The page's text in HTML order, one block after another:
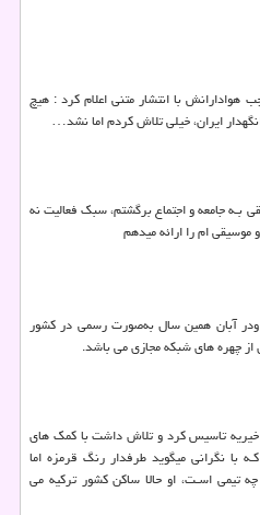
در کمال تعجب هوادارانش با انتشار متنی اعلام کرد : هیچ
ایران، خیلی تلاش کردم اما نشد…
بـه جامعه و اجتماع برگشتم، سبک فعالیت نه
ام را ارائه میدهم
شد ودر آبان همین سال به‌صورت رسمی در کشور
چهره هاي‌ شبکه مجازی می باشد.
خیریه تاسیس کرد و تلاش داشت با کمک هاي‌
با نگرانی میگوید طرفدار رنگ قرمزه اما
تیمی اسـت، او حالا ساکن کشور ترکیه می